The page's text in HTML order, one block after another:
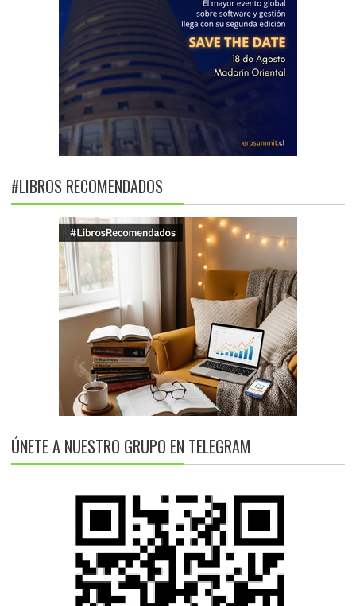
#LIBROS RECOMENDADOS
ÚNETE A NUESTRO GRUPO EN TELEGRAM